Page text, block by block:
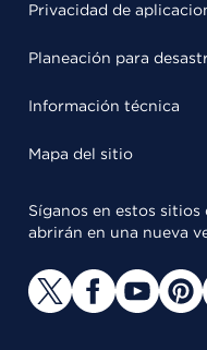
Privacidad de
Planeación para
Información técnica
Mapa del sitio
Síganos en estos sitios
abrirán en una nueva